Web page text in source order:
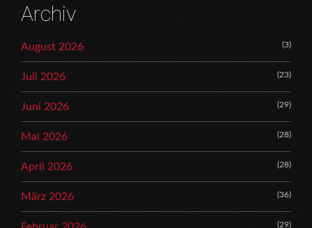
Archiv
August 2026 (3)
Juli 2026 (23)
Juni 2026 (29)
Mai 2026 (28)
April 2026 (28)
März 2026 (36)
(29)